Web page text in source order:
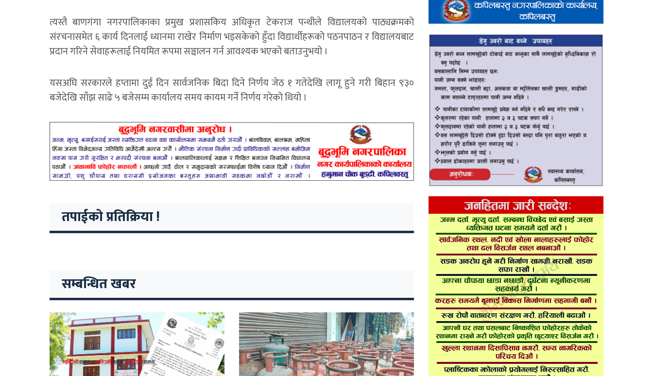
त्यस्तै बाणगंगा नगरपालिकाका प्रमुख प्रशासकिय अधिकृत टेकराज पन्थीले विद्यालयको पाठ्यक्रमको
संरचनासमेत ६ कार्य दिनलाई ध्यानमा राखेर निर्माण भइसकेको हुँदा विद्यार्थीहरूको पठनपाठन र विद्यालयबाट
प्रदान गरिने सेवाहरूलाई नियमित रूपमा सञ्चालन गर्न आवश्यक भएको बताउनुभयो ।
यसअघि सरकारले हप्तामा दुई दिन सार्वजनिक बिदा दिने निर्णय जेठ १ गतेदेखि लागू हुने गरी बिहान ९ः३०
बजेदेखि साँझ साढे ५ बजेसम्म कार्यालय समय कायम गर्ने निर्णय गरेको थियो ।
तपाईको प्रतिक्रिया !
सम्बन्धित खबर